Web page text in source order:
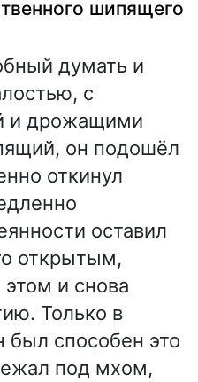
шипящего
думать и
с
и дрожащими
он подошёл
откинул
оставил
открытым,
и снова
Только в
был способен это
под мхом,